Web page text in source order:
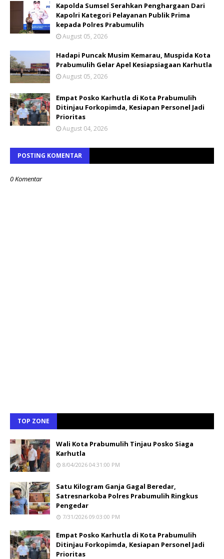
Kapolda Sumsel Serahkan Penghargaan Dari
Kapolri Kategori Pelayanan Publik Prima
kepada Polres Prabumulih
August 05, 2026
Hadapi Puncak Musim Kemarau, Muspida Kota
Prabumulih Gelar Apel Kesiapsiagaan Karhutla
August 05, 2026
Empat Posko Karhutla di Kota Prabumulih
Ditinjau Forkopimda, Kesiapan Personel Jadi
Prioritas
August 04, 2026
POSTING KOMENTAR
0 Komentar
TOP ZONE
Wali Kota Prabumulih Tinjau Posko Siaga
Karhutla
8/04/2026 04:31:00 PM
Satu Kilogram Ganja Gagal Beredar,
Satresnarkoba Polres Prabumulih Ringkus
Pengedar
7/31/2026 09:03:00 PM
Empat Posko Karhutla di Kota Prabumulih
Ditinjau Forkopimda, Kesiapan Personel Jadi
Prioritas